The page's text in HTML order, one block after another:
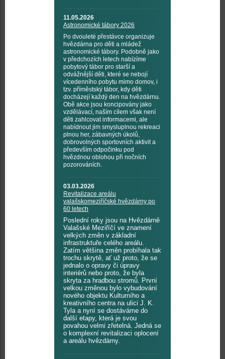
11.05.2026
Astronomické tábory 2026
Po dvouleté přestávce organizuje
hvězdárna pro děti a mládež
astronomické tábory. Podobně jako
v předchozích letech nabízíme
pobytový tábor pro starší a
odvážnější děti, které se nebojí
vícedenního pobytu mimo domov, i
tzv. příměstský tábor, kdy děti
docházejí každý den na hvězdárnu.
Obě akce jsou koncipovány jako
vzdělávací, naším cílem však není
děti zahlcovat informacemi, ale
nabídnout jim smysluplnou rekreaci
plnou her, zábavných úkolů,
dobrovolných sportovních aktivit a
především odpočinku pod
hvězdnou oblohou při nočních
pozorováních.
03.03.2026
Revitalizace areálu
valašskomeziříčské hvězdárny po
60 letech
Poslední roky jsou na Hvězdárně
Valašské Meziříčí ve znamení
velkých změn v základní
infrastruktuře celého areálu.
Zatím většina změn probíhala tak
trochu skrytě, ať už proto, že se
jednalo o opravy či úpravy
interiérů nebo proto, že byla
skryta za hradbou stromů. První
velkou změnou bylo vybudování
nového objektu Kulturního a
kreativního centra na ulici J. K.
Tyla a nyní se dostáváme do
další etapy, která je svou
povahou velmi zřetelná. Jedná se
o komplexní revitalizaci oplocení
a areálu hvězdárny.